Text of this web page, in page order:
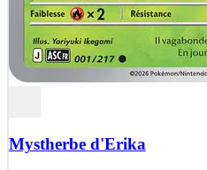
Mystherbe d'Erika